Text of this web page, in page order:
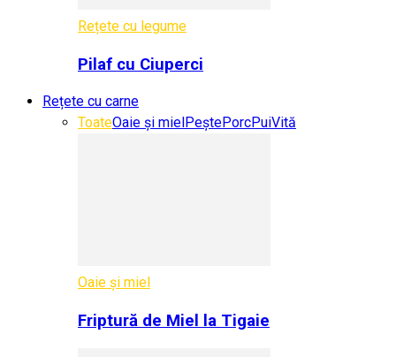
Rețete cu legume
Pilaf cu Ciuperci
Rețete cu carne
ToateOaie și miel PeștePorcPuiVită
Oaie și miel
Friptură de Miel la Tigaie